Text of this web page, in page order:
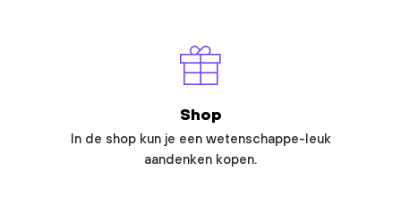
Shop
In de shop kun je een wetenschappe-leuk
aandenken kopen.